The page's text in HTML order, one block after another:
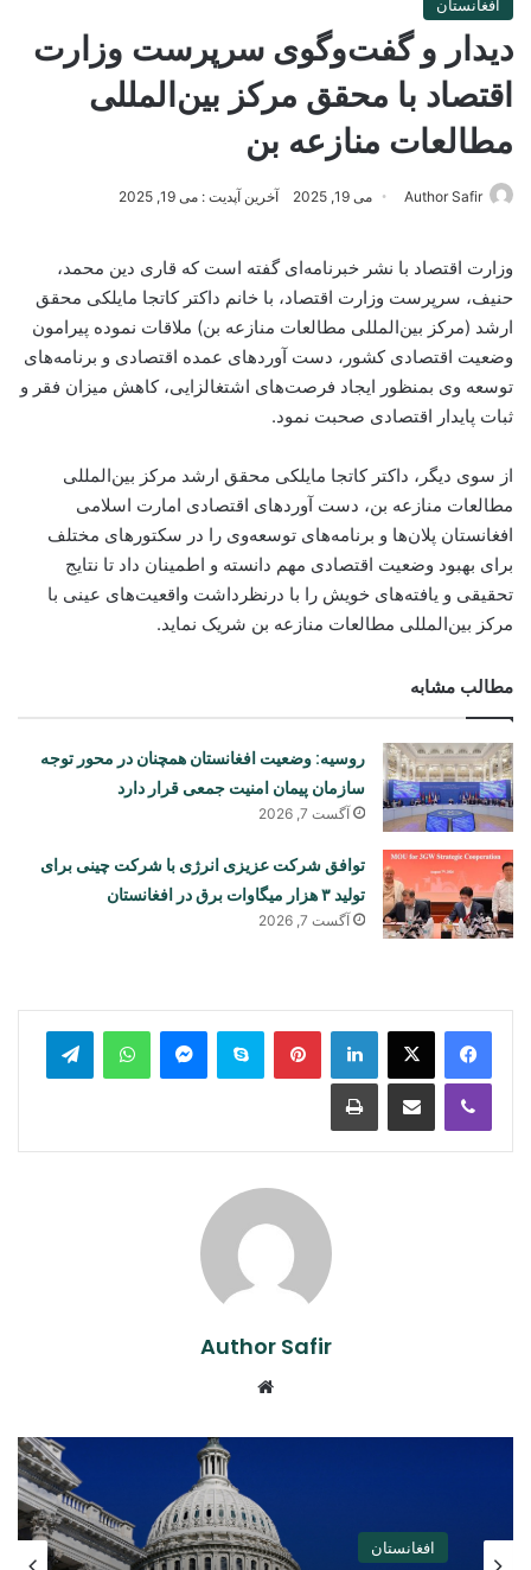
افغانستان
دیدار و گفت‌وگوی سرپرست وزارت
اقتصاد با محقق مرکز بین‌المللی
مطالعات منازعه بن
Author Safir می 19, 2025 آخرین آپدیت : می 19, 2025
وزارت اقتصاد با نشر خبرنامه‌ای گفته است که قاری دین محمد،
حنیف، سرپرست وزارت اقتصاد، با خانم داکتر کاتجا مایلکی محقق
ارشد (مرکز بین‌المللی مطالعات منازعه بن) ملاقات نموده پیرامون
وضعیت اقتصادی کشور، دست آوردهای عمده اقتصادی و برنامه‌های
توسعه وی بمنظور ایجاد فرصت‌های اشتغالزایی، کاهش میزان فقر و
ثبات پایدار اقتصادی صحبت نمود.
از سوی دیگر، داکتر کاتجا مایلکی محقق ارشد مرکز بین‌المللی
مطالعات منازعه بن، دست آوردهای اقتصادی امارت اسلامی
افغانستان پلان‌ها و برنامه‌های توسعه‌وی را در سکتورهای مختلف
برای بهبود وضعیت اقتصادی مهم دانسته و اطمینان داد تا نتایج
تحقیقی و یافته‌های خویش را با درنظرداشت واقعیت‌های عینی با
مرکز بین‌المللی مطالعات منازعه بن شریک نماید.
مطالب مشابه
روسیه: وضعیت افغانستان همچنان در محور توجه
سازمان پیمان امنیت جمعی قرار دارد
آگست 7, 2026
توافق شرکت عزیزی انرژی با شرکت چینی برای
تولید ۳ هزار میگاوات برق در افغانستان
آگست 7, 2026
LinkedIn
Pinterest
Skype
Messenger
WhatsApp
Viber
Share via Email
Print
Author Safir
افغانستان